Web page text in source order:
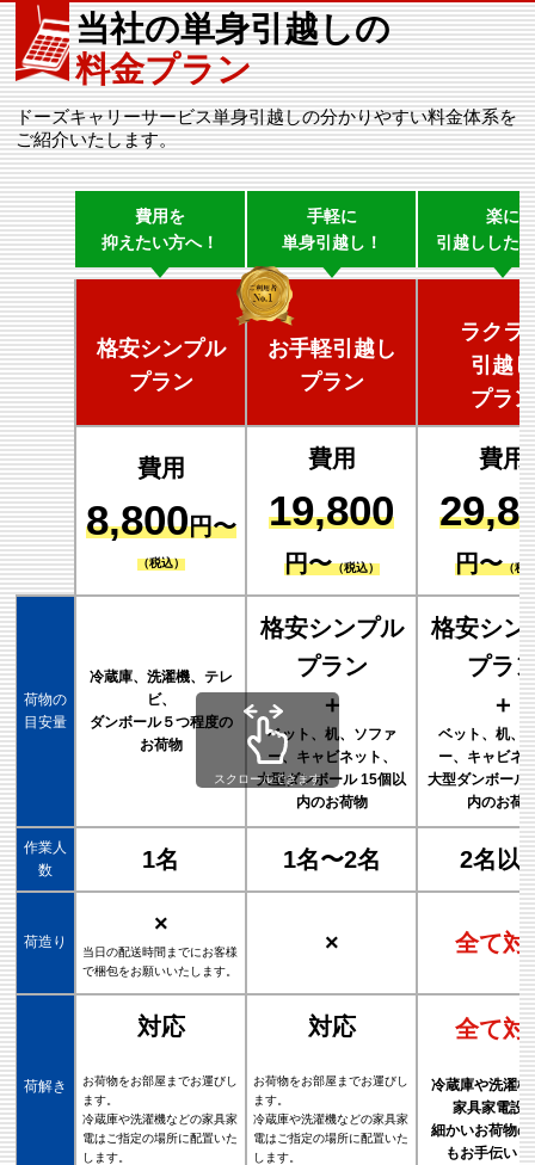
当社の単身引越しの
料金プラン
ドーズキャリーサービス単身引越しの分かりやすい料金体系を
ご紹介いたします。
費用を
抑えたい方へ！
手軽に
単身引越し！
楽に
引越しした
格安シンプル
プラン
お手軽引越し
プラン
ラクラ
引越し
プラン
費用
8,800円〜
（税込）
費用
19,800
円〜（税込）
費用
円〜（税
荷物の
目安量
冷蔵庫、洗濯機、テレ
ビ、
ダンボール５つ程度の
お荷物
格安シンプル
プラン
＋
ベット、机、ソファ
ー、キャビネット、
大型ダンボール 15個以
内のお荷物
格安シン
プラ
＋
ベット、机、
ー、キャビネ
大型ダンボール
内のお荷
作業人
数
1名 1名〜2名 2名以
荷造り
×
当日の配送時間までにお客様
で梱包をお願いいたします。
× 全て対
荷解き
対応
お荷物をお部屋までお運びし
ます。
冷蔵庫や洗濯機などの家具家
電はご指定の場所に配置いた
します。
対応
お荷物をお部屋までお運びし
ます。
冷蔵庫や洗濯機などの家具家
電はご指定の場所に配置いた
します。
全て対
冷蔵庫や洗濯機
家具家電設
細かいお荷物の
もお手伝いし
スクロールできます